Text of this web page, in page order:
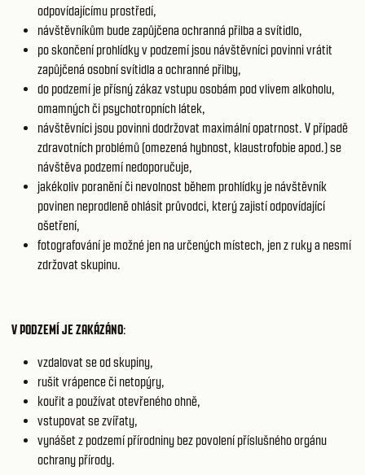
odpovídajícímu prostředí,
návštěvníkům bude zapůjčena ochranná přilba a svítidlo,
po skončení prohlídky v podzemí jsou návštěvníci povinni vrátit
zapůjčená osobní svítidla a ochranné přilby,
do podzemí je přísný zákaz vstupu osobám pod vlivem alkoholu,
omamných či psychotropních látek,
návštěvníci jsou povinni dodržovat maximální opatrnost. V případě
zdravotních problémů (omezená hybnost, klaustrofobie apod.) se
návštěva podzemí nedoporučuje,
jakékoliv poranění či nevolnost během prohlídky je návštěvník
povinen neprodleně ohlásit průvodci, který zajistí odpovídající
ošetření,
fotografování je možné jen na určených místech, jen z ruky a nesmí
zdržovat skupinu.
V PODZEMÍ JE ZAKÁZÁNO:
vzdalovat se od skupiny,
rušit vrápence či netopýry,
kouřit a používat otevřeného ohně,
vstupovat se zvířaty,
vynášet z podzemí přírodniny bez povolení příslušného orgánu
ochrany přírody.